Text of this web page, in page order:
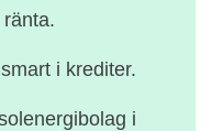
i krediter.
i